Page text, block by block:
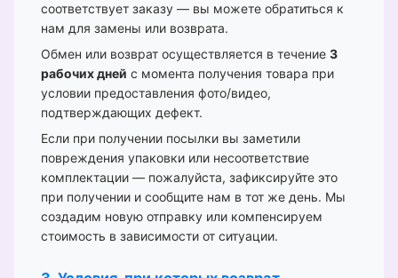
соответствует заказу — вы можете обратиться к
нам для замены или возврата.
Обмен или возврат осуществляется в течение 3
рабочих дней с момента получения товара при
условии предоставления фото/видео,
подтверждающих дефект.
Если при получении посылки вы заметили
повреждения упаковки или несоответствие
комплектации — пожалуйста, зафиксируйте это
при получении и сообщите нам в тот же день. Мы
создадим новую отправку или компенсируем
стоимость в зависимости от ситуации.